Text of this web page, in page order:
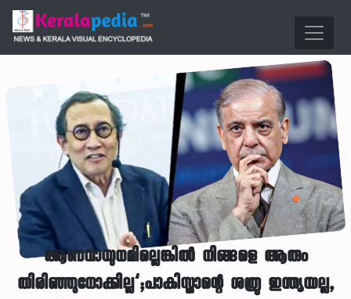
ആണവായുധമില്ലെങ്കിൽ നിങ്ങളെ ആരും
തിരിഞ്ഞുനോക്കില്ല’;പാകിസ്താന്റെ ശത്രു ഇന്ത്യയല്ല,